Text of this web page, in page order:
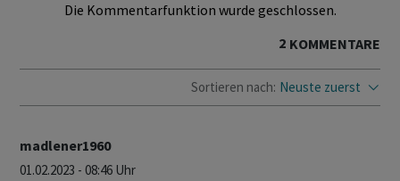
Die Kommentarfunktion wurde geschlossen.
2 KOMMENTARE
Sortieren nach: Neuste zuerst
madlener1960
01.02.2023 - 08:46 Uhr